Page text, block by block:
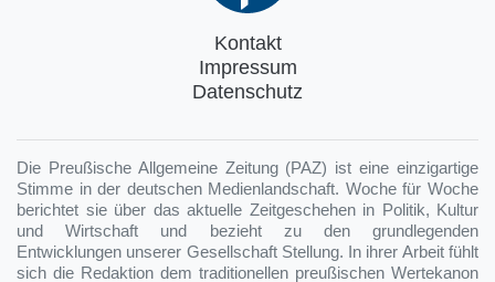
Kontakt
Impressum
Datenschutz
Die Preußische Allgemeine Zeitung (PAZ) ist eine einzigartige
Stimme in der deutschen Medienlandschaft. Woche für Woche
berichtet sie über das aktuelle Zeitgeschehen in Politik, Kultur
und Wirtschaft und bezieht zu den grundlegenden
Entwicklungen unserer Gesellschaft Stellung. In ihrer Arbeit fühlt
sich die Redaktion dem traditionellen preußischen Wertekanon